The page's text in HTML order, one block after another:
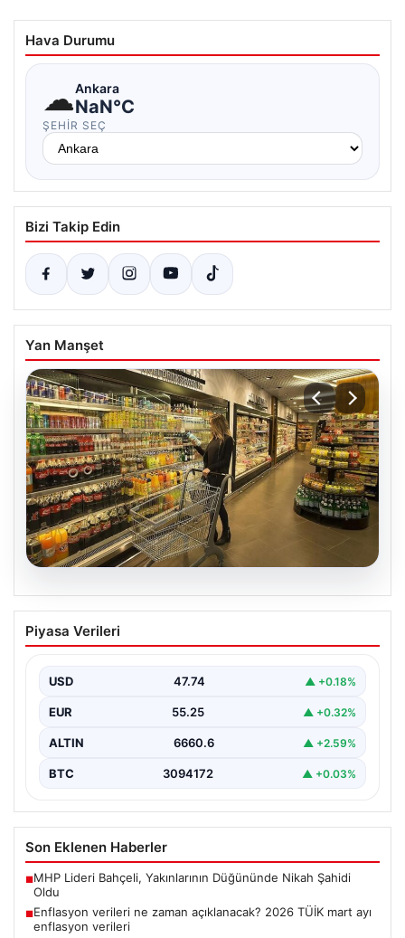
Hava Durumu
☁Ankara
NaN°C
ŞEHIR SEÇ
Bizi Takip Edin
Yan Manşet
07.08.2026
Enflasyon verileri ne zaman
açıklanacak? 2026 TÜİK mart ayı
Piyasa Verileri
USD 47.74 ▲ +0.18%
EUR 55.25 ▲ +0.32%
ALTIN 6660.6 ▲ +2.59%
BTC 3094172 ▲ +0.03%
Son Eklenen Haberler
■MHP Lideri Bahçeli, Yakınlarının Düğününde Nikah Şahidi
Oldu
■Enflasyon verileri ne zaman açıklanacak? 2026 TÜİK mart ayı
enflasyon verileri